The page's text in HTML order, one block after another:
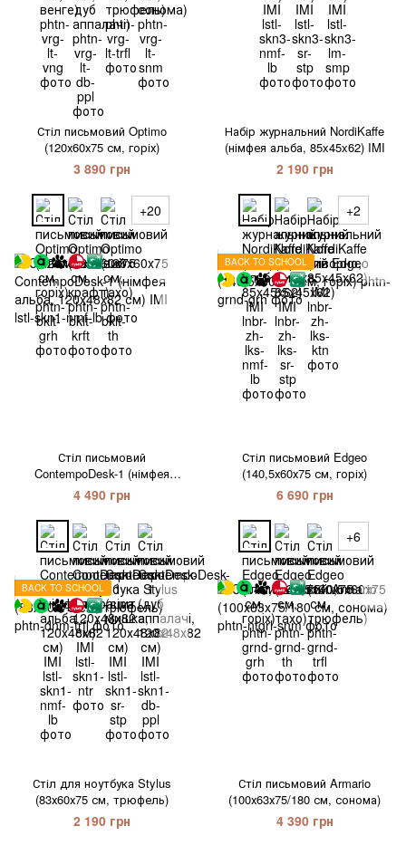
Стіл письмовий Optimo
(120х60х75 см, горіх)
3 890 грн
+20
Набір журнальний NordiKaffe
(німфея альба, 85x45x62) IMI
2 190 грн
+2
Стіл письмовий
ContempoDesk-1 (німфея
альба, 120х48х82 см) IMI
4 490 грн
BACK TO SCHOOL
Стіл письмовий Edgeo
(140,5х60х75 см, горіх)
6 690 грн
+6
BACK TO SCHOOL
Стіл для ноутбука Stylus
(83х60х75 см, трюфель)
2 190 грн
Стіл письмовий Armario
(100х63х75/180 см, сонома)
4 390 грн